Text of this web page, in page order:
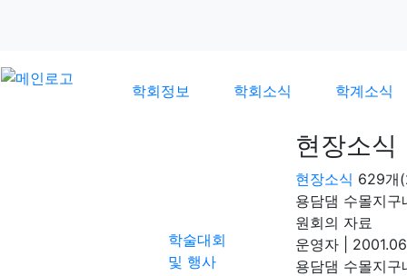
학회정보 학회소식 학계소식
학술대회
및 행사
현장소식
현장소식 629개
용담댐 수몰지
원회의 자료
운영자
용담댐 수몰지